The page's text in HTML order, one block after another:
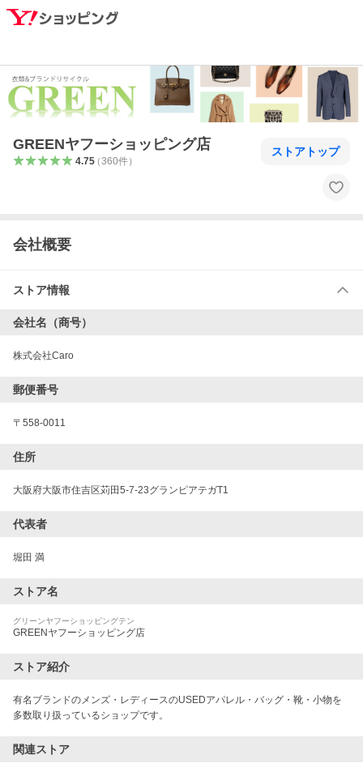
GREENヤフーショッピング店
4.75（360件）
ストアトップ
会社概要
ストア情報
会社名（商号）
株式会社Caro
郵便番号
〒 558-0011
住所
大阪府大阪市住吉区苅田5-7-23グランピアテガT1
代表者
堀田 満
ストア名
グリーンヤフーショッピングテン
GREENヤフーショッピング店
ストア紹介
有名ブランドのメンズ・レディースのUSEDアパレル・バッグ・靴・小物を
多数取り扱っているショップです。
関連ストア